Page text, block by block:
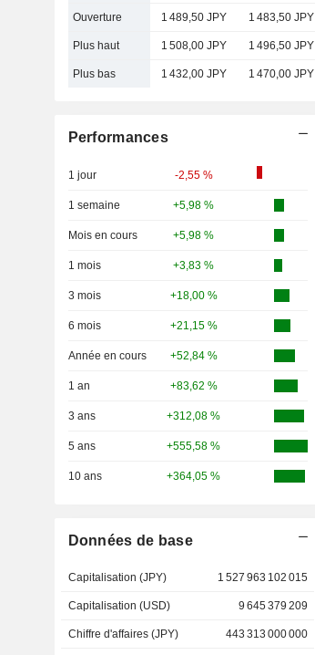
Ouverture 1 489,50 JPY 1 483,50 JPY
Plus haut 1 508,00 JPY 1 496,50 JPY
Plus bas 1 432,00 JPY 1 470,00 JPY
Performances
1 jour -2,55 %
1 semaine +5,98 %
Mois en cours +5,98 %
1 mois +3,83 %
3 mois +18,00 %
6 mois +21,15 %
Année en cours +52,84 %
1 an +83,62 %
3 ans +312,08 %
5 ans +555,58 %
10 ans +364,05 %
Données de base
Capitalisation (JPY) 1 527 963 102 015
Capitalisation (USD) 9 645 379 209
Chiffre d'affaires (JPY) 443 313 000 000